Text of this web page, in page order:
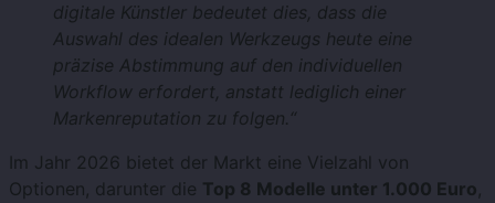
digitale Künstler bedeutet dies, dass die
Auswahl des idealen Werkzeugs heute eine
präzise Abstimmung auf den individuellen
Workflow erfordert, anstatt lediglich einer
Markenreputation zu folgen.“
Im Jahr 2026 bietet der Markt eine Vielzahl von
Optionen, darunter die Top 8 Modelle unter 1.000 Euro,